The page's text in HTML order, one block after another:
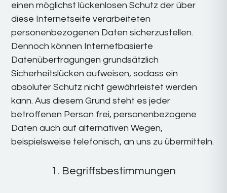
einen möglichst lückenlosen Schutz der über
diese Internetseite verarbeiteten
personenbezogenen Daten sicherzustellen.
Dennoch können Internetbasierte
Datenübertragungen grundsätzlich
Sicherheitslücken aufweisen, sodass ein
absoluter Schutz nicht gewährleistet werden
kann. Aus diesem Grund steht es jeder
betroffenen Person frei, personenbezogene
Daten auch auf alternativen Wegen,
beispielsweise telefonisch, an uns zu übermitteln.
1. Begriffsbestimmungen